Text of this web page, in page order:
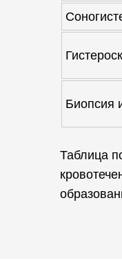
Биопсия
Таблица